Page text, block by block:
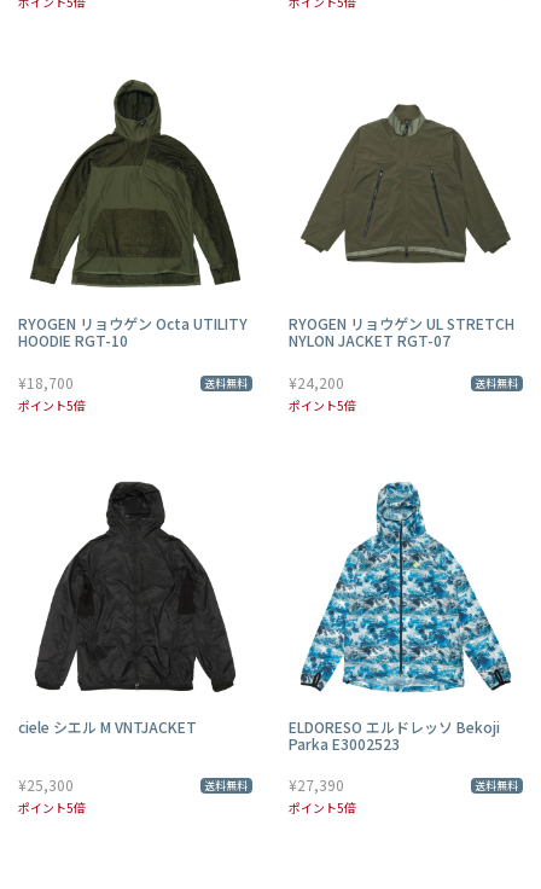
RYOGEN リョウゲン Octa UTILITY
HOODIE RGT-10
¥18,700 送料無料
ポイント5倍
RYOGEN リョウゲン UL STRETCH
NYLON JACKET RGT-07
¥24,200 送料無料
ポイント5倍
ciele シエル M VNTJACKET
¥25,300 送料無料
ポイント5倍
ELDORESO エルドレッソ Bekoji
Parka E3002523
¥27,390 送料無料
ポイント5倍